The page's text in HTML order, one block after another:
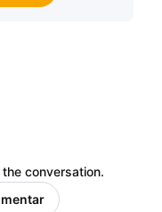
conversation.